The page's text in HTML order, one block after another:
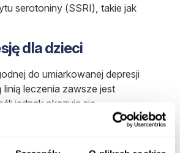
serotoniny (SSRI), takie jak
dla dzieci
do umiarkowanej depresji
leczenia zawsze jest
jednak okazuje się
objawy mają nasilenie od
zwrotnego wychwytu